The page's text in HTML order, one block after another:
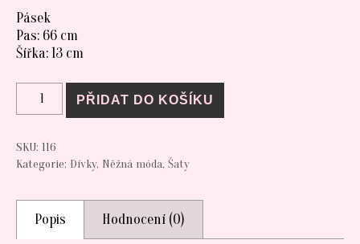
Pásek
Pas: 66 cm
Šířka: 13 cm
ŠATY z teplákoviny vel. 146 množství
PŘIDAT DO KOŠÍKU
SKU: 116
Kategorie: Dívky, Něžná móda, Šaty
Popis Hodnocení (0)